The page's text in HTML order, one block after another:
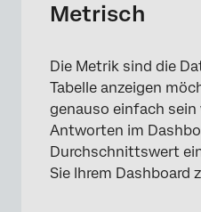
Metrisch
Die Metrik sind die
Tabelle anzeigen
genauso einfach sein
Antworten im
Durchschnittswert
Sie Ihrem Dashboard